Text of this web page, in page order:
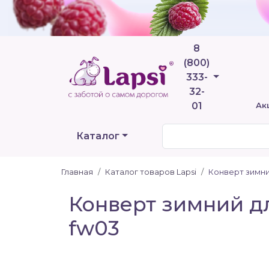
8
(800)
333-
32-
01
Телефоны
Каталог
Главная Каталог товаров Lapsi Конверт
Конверт зимний
fw03